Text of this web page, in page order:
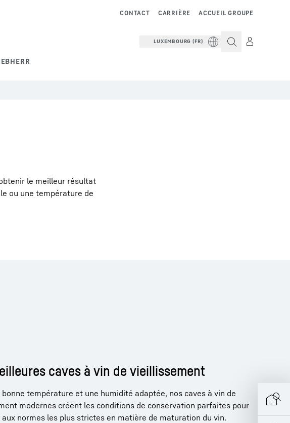
ACCUEIL GROUPE
CARRIÈRE
CONTACT
LUXEMBOURG (FR)
le meilleur résultat
ou une température de
caves à vin de vieillissement
bonne température et une humidité adaptée, nos caves à vin de
modernes créent les conditions de conservation parfaites pour
aux normes les plus strictes en matière de maturation du vin.